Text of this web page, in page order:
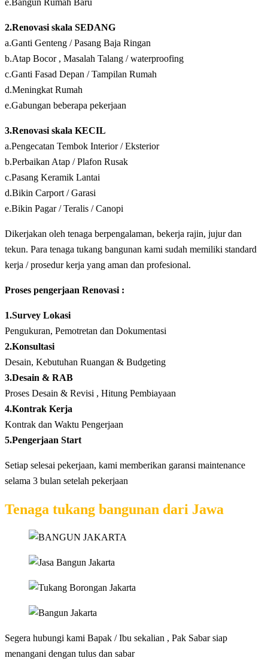
e.Bangun Rumah Baru
2.Renovasi skala SEDANG
a.Ganti Genteng / Pasang Baja Ringan
b.Atap Bocor , Masalah Talang / waterproofing
c.Ganti Fasad Depan / Tampilan Rumah
d.Meningkat Rumah
e.Gabungan beberapa pekerjaan
3.Renovasi skala KECIL
a.Pengecatan Tembok Interior / Eksterior
b.Perbaikan Atap / Plafon Rusak
c.Pasang Keramik Lantai
d.Bikin Carport / Garasi
e.Bikin Pagar / Teralis / Canopi
Dikerjakan oleh tenaga berpengalaman, bekerja rajin, jujur dan
tekun. Para tenaga tukang bangunan kami sudah memiliki standard
kerja / prosedur kerja yang aman dan profesional.
Proses pengerjaan Renovasi :
1.Survey Lokasi
Pengukuran, Pemotretan dan Dokumentasi
2.Konsultasi
Desain, Kebutuhan Ruangan & Budgeting
3.Desain & RAB
Proses Desain & Revisi , Hitung Pembiayaan
4.Kontrak Kerja
Kontrak dan Waktu Pengerjaan
5.Pengerjaan Start
Setiap selesai pekerjaan, kami memberikan garansi maintenance
selama 3 bulan setelah pekerjaan
Tenaga tukang bangunan dari Jawa
Segera hubungi kami Bapak / Ibu sekalian , Pak Sabar siap
menangani dengan tulus dan sabar